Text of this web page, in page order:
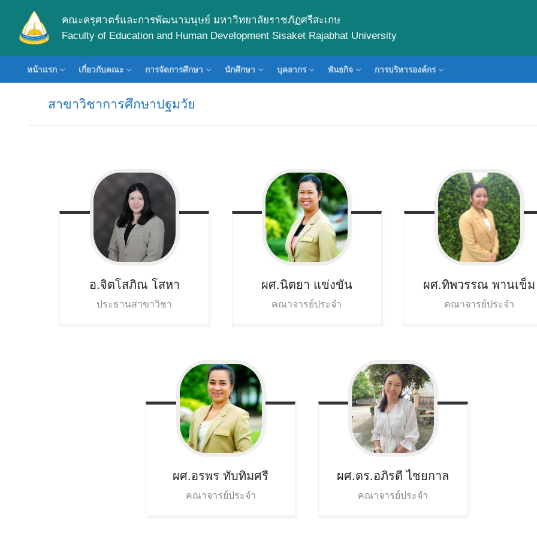
content
คณะครุศาตร์และการพัฒนามนุษย์ มหาวิทยาลัยราชภัฏศรีสะเกษ
Faculty of Education and Human Development Sisaket Rajabhat University
หน้าแรก เกี่ยวกับคณะ การจัดการศึกษา นักศึกษา บุคลากร พันธกิจ การบริหารองค์กร
สาขาวิชาการศึกษาปฐมวัย
อ.จิตโสภิณ โสหา
ประธานสาขาวิชา
ผศ.นิตยา แข่งขัน
คณาจารย์ประจำ
ผศ.ทิพวรรณ พานเข็ม
คณาจารย์ประจำ
ผศ.อรพร ทับทิมศรี
คณาจารย์ประจำ
ผศ.ดร.อภิรดี ไชยกาล
คณาจารย์ประจำ